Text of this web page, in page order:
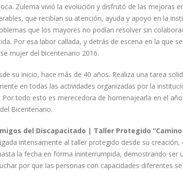
Zulema vivió la evolución y disfrutó de las mejoras
que recibían su atención, ayuda y apoyo en la
que los mayores no podían resolver sin
Por esa labor callada, y detrás de escena en la que se
mujer del bicentenario 2016.
su inicio, hace más de 40 años. Realiza una tarea
en todas las actividades organizadas por la
todo esto es merecedora de homenajearla en el
Bicentenario.
del Discapacitado | Taller Protegido
intensamente al taller protegido desde su creación,
la fecha en forma ininterrumpida, demostrando ser
por que las personas con capacidades diferentes se